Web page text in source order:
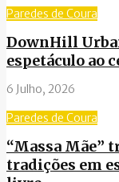
Paredes de Coura
DownHill
espetáculo ao
6 Julho, 2026
Paredes de Coura
“Massa Mãe”
tradições em